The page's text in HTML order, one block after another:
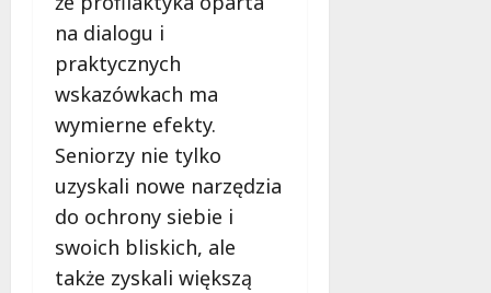
na dialogu i
praktycznych
wskazówkach ma
wymierne efekty.
Seniorzy nie tylko
uzyskali nowe narzędzia
do ochrony siebie i
swoich bliskich, ale
także zyskali większą